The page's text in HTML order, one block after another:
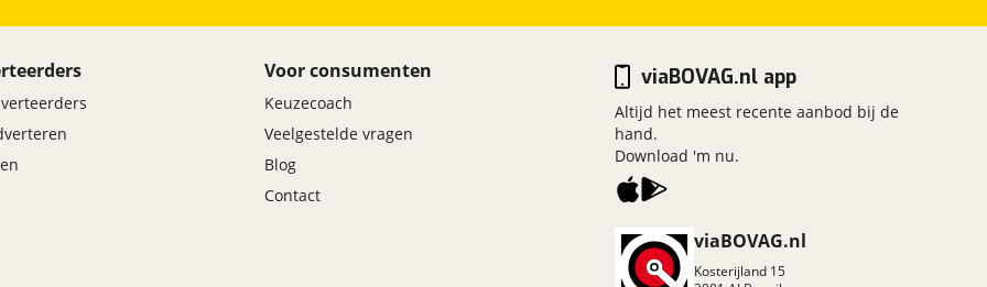
Voor consumenten
Keuzecoach
Veelgestelde vragen
Blog
Contact
viaBOVAG.nl
Kosterijland 15
viaBOVAG.nl app
Altijd het meest recente aanbod bij de
hand.
Download 'm nu.